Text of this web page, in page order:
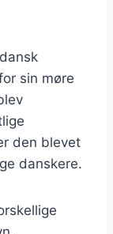
sin møre
den blevet
danskere.